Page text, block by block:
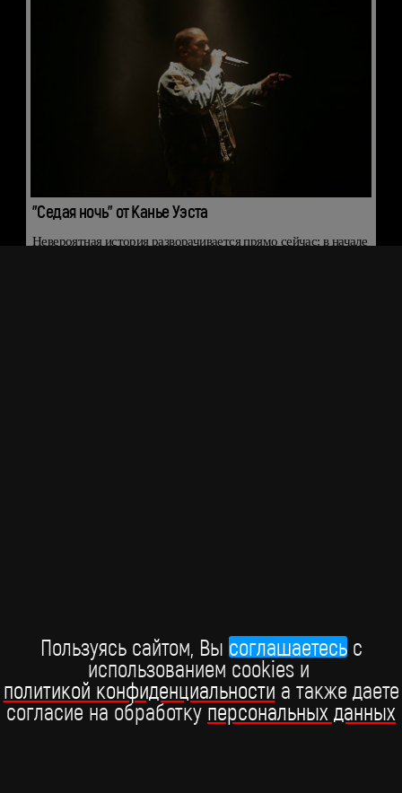
Пользуясь сайтом, Вы соглашаетесьc
использованием cookies и
политикой конфиденциальности а также даете
согласие на обработкуперсональных данных
"Седая ночь" от Канье Уэста
Невероятная история разворачивается прямо сейчас: в начале
Премия "Виктория-2026"
В Москве состоялась Российская национальная музыкальная
премия "Виктория", которая прошла при поддержке BRIDGE
РУССКИЙ ХИТ.